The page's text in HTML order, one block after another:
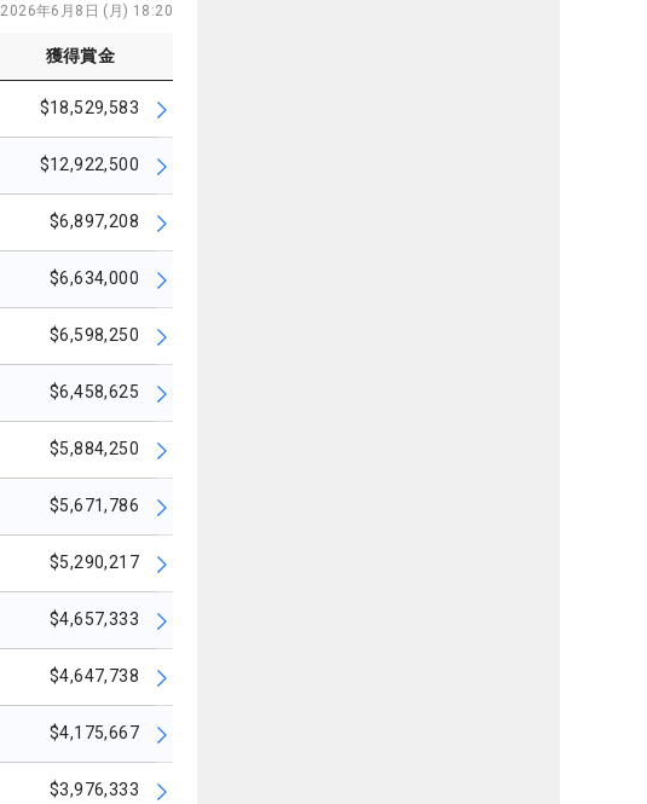
2026年6月8日 (月) 18:20
獲得賞金
$18,529,583
$12,922,500
$6,897,208
$6,634,000
$6,598,250
$6,458,625
$5,884,250
$5,671,786
$5,290,217
$4,657,333
$4,647,738
$4,175,667
$3,976,333